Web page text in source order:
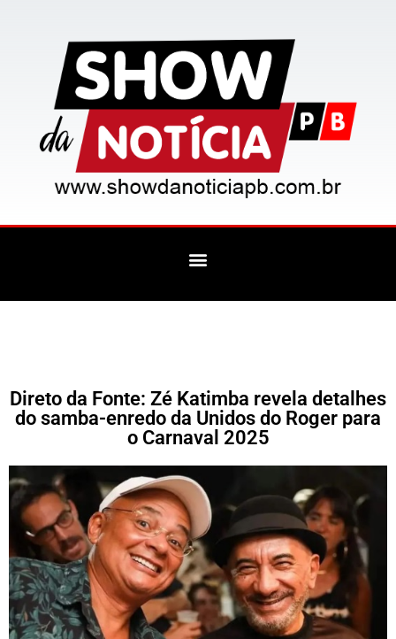
Direto da Fonte: Zé Katimba revela detalhes
do samba-enredo da Unidos do Roger para
o Carnaval 2025